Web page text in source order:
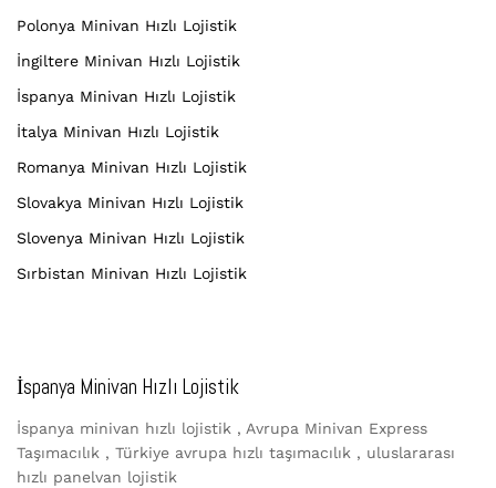
Polonya Minivan Hızlı Lojistik
İngiltere Minivan Hızlı Lojistik
İspanya Minivan Hızlı Lojistik
İtalya Minivan Hızlı Lojistik
Romanya Minivan Hızlı Lojistik
Slovakya Minivan Hızlı Lojistik
Slovenya Minivan Hızlı Lojistik
Sırbistan Minivan Hızlı Lojistik
İspanya Minivan Hızlı Lojistik
İspanya minivan hızlı lojistik , Avrupa Minivan Express
Taşımacılık , Türkiye avrupa hızlı taşımacılık , uluslararası
hızlı panelvan lojistik